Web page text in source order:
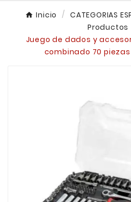
Inicio CATEGORIAS
Productos
Juego de dados y
combinado 70 piezas